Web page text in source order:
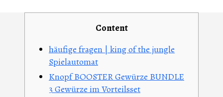
Content
häufige fragen | king of the jungle
Spielautomat
Knopf BOOSTER Gewürze BUNDLE
3 Gewürze im Vorteilsset